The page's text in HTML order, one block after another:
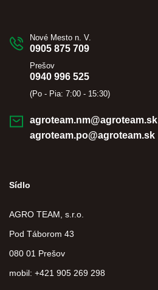
Nové Mesto n. V.
0905 875 709
Prešov
0940 996 525
(Po - Pia: 7:00 - 15:30)
agroteam.nm@agroteam.sk
agroteam.po@agroteam.sk
Sídlo
AGRO TEAM, s.r.o.
Pod Táborom 43
080 01 Prešov
mobil: +421 905 269 298